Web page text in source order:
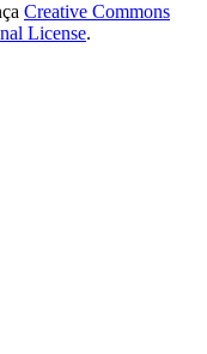
Creative Commons
License.